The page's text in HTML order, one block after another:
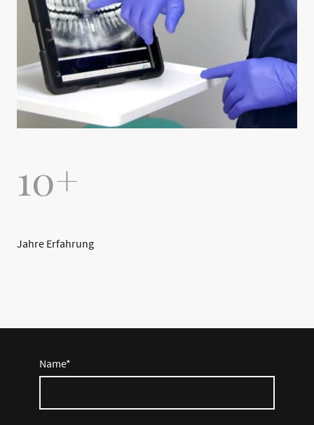
10+
Jahre Erfahrung
Name*